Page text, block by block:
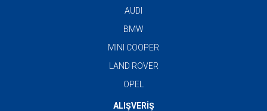
AUDI
BMW
MINI COOPER
LAND ROVER
OPEL
ALIŞVERİŞ